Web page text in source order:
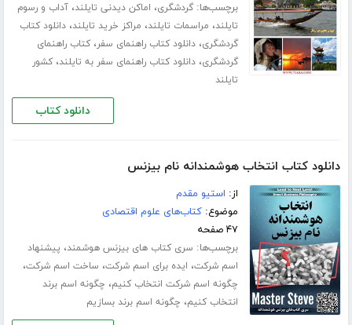
برچسب‌ها:گردشگری، اماکن دیدنی تایلند،آداب و رسوم
تایلند، مراسمات تایلند، مراکز خرید تایلند،دانلود کتاب
گردشگری،دانلود کتاب راهنمای سفر،کتاب راهنمای
گردشگری،دانلود کتاب راهنمای سفر به تایلند،کشور
تایلند
دانلود کتاب
دانلود کتاب انتخاب هوشمندانه نام بیزنس
از: استیو مقدم
موضوع:کتاب‌های علوم اقتصادی
۴۷ صفحه
برچسب‌ها: سری کتاب های بیزنس هوشمند، پیشنهاد
اسم شرکت، ایده برای اسم شرکت، ساخت اسم شرکت،
چگونه اسم شرکت انتخاب کنیم، چگونه اسم برند
انتخاب کنیم، چگونه اسم برند بسازیم